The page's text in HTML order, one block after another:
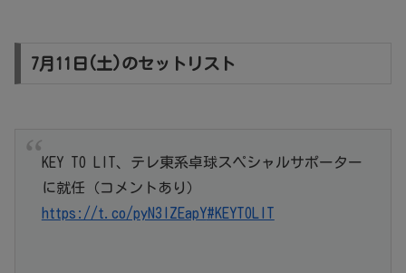
7月11日(土)のセットリスト
KEY TO LIT、テレ東系卓球スペシャルサポーター
に就任（コメントあり）
https://t.co/pyN3lZEapY#KEYTOLIT